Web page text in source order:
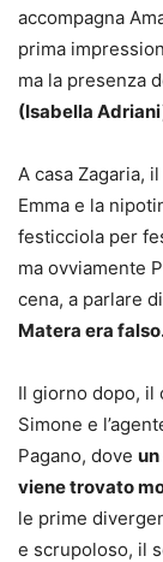
accompagna
prima
ma la presenza
(Isabella
A casa Zagaria,
Emma e la
festicciola per
ma ovviamente
cena, a parlare
Matera era
Il giorno dopo, il
Simone e
Pagano, dove
viene trovato
le prime
e scrupoloso, il